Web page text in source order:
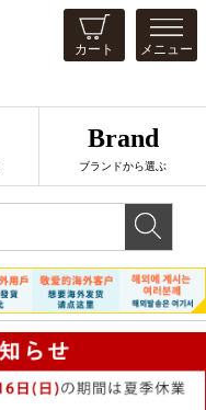
カート メニュー
Brand
ブランドから選ぶ